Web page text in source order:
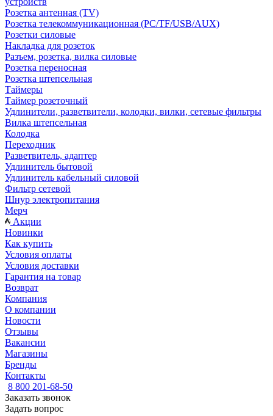
Розетка антенная (TV)
Розетка телекоммуникационная (PC/TF/USB/AUX)
Розетки силовые
Накладка для розеток
Разъем, розетка, вилка силовые
Розетка переносная
Розетка штепсельная
Таймеры
Таймер розеточный
Удлинители, разветвители, колодки, вилки, сетевые фильтры
Вилка штепсельная
Колодка
Переходник
Разветвитель, адаптер
Удлинитель бытовой
Удлинитель кабельный силовой
Фильтр сетевой
Шнур электропитания
Мерч
Акции
Новинки
Как купить
Условия оплаты
Условия доставки
Гарантия на товар
Возврат
Компания
О компании
Новости
Отзывы
Вакансии
Магазины
Бренды
Контакты
8 800 201-68-50
Заказать звонок
Задать вопрос